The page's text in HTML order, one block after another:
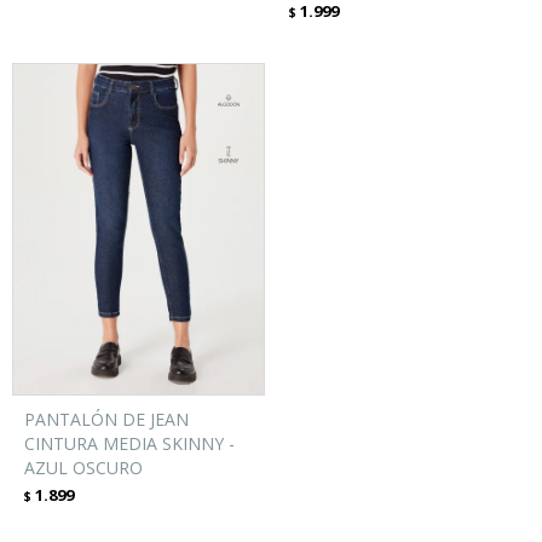
$ 1.999
PANTALÓN DE JEAN
CINTURA MEDIA SKINNY -
AZUL OSCURO
$ 1.899